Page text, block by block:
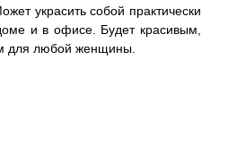
украсить собой практически
и в офисе. Будет красивым,
для любой женщины.